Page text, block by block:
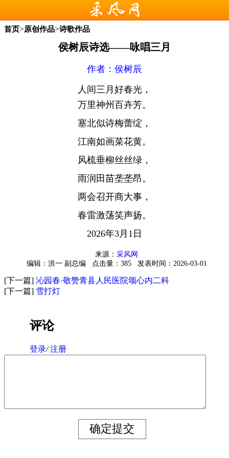
首页>原创作品>诗歌作品
侯树辰诗选——咏唱三月
作者：侯树辰
人间三月好春光，
万里神州百卉芳。
塞北似诗梅蕾绽，
江南如画菜花黄。
风梳垂柳丝丝绿，
雨润田苗垄垄昂。
两会召开商大事，
春雷激荡笑声扬。
2026年3月1日
来源： 采风网
编辑：洪一 副总编
点击量：385 发表时间：2026-03-01
[下一篇] 沁园春·敬赞青县人民医院颂心内二科
[下一篇] 雪打灯
评论
登录/ 注册